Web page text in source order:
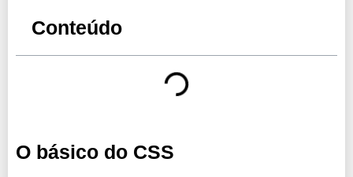
Conteúdo
O básico do CSS